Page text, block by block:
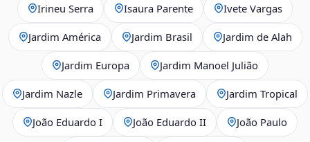
Irineu Serra Isaura Parente Ivete Vargas
Jardim América Jardim Brasil Jardim de Alah
Jardim Europa Jardim Manoel Julião
Jardim Nazle Jardim Primavera Jardim Tropical
João Eduardo I João Eduardo II João Paulo